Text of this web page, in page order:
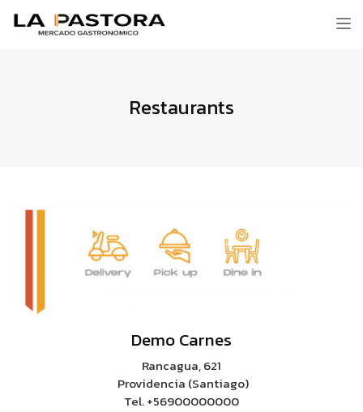
Restaurants
Demo Carnes
Rancagua, 621
Providencia (Santiago)
Tel.+56900000000